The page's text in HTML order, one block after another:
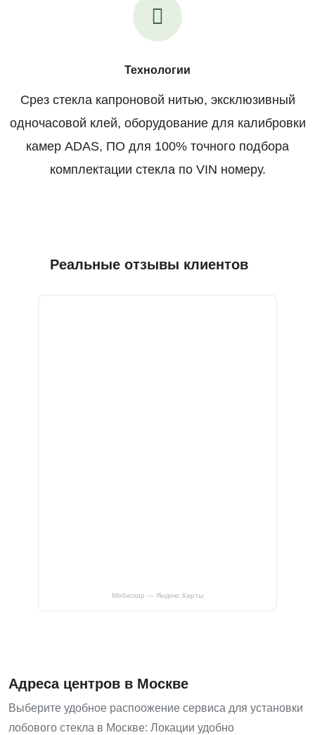
Технологии
Срез стекла капроновой нитью, эксклюзивный
одночасовой клей, оборудование для калибровки
камер ADAS, ПО для 100% точного подбора
комплектации стекла по VIN номеру.
Реальные отзывы клиентов
Мобискар — Яндекс.Карты
Адреса центров в Москве
Выберите удобное распоожение сервиса для установки
лобового стекла в Москве: Локации удобно